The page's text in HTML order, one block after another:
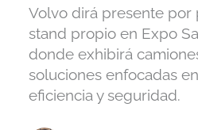
Volvo dirá presente por
stand propio en Expo
donde exhibirá
soluciones enfocadas
eficiencia y seguridad.